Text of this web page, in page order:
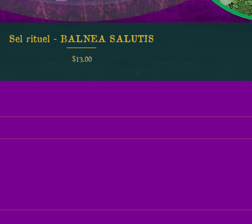
Quick View
Sel rituel - BALNEA SALUTIS
Price
$13.00